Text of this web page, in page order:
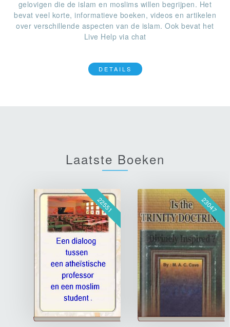
gelovigen die de islam en moslims willen begrijpen. Het
bevat veel korte, informatieve boeken, videos en artikelen
over verschillende aspecten van de islam. Ook bevat het
Live Help via chat
DETAILS
Laatste Boeken
22551 23047